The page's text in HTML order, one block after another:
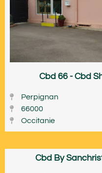
Cbd 66 - Cbd
Perpignan
66000
Occitanie
Cbd By